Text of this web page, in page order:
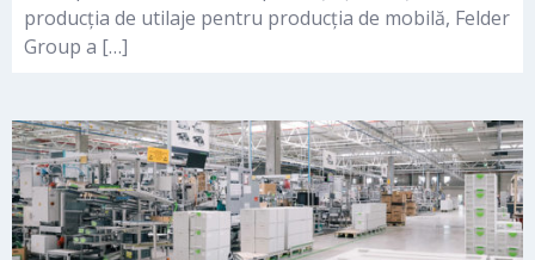
producția de utilaje pentru producția de mobilă, Felder
Group a […]